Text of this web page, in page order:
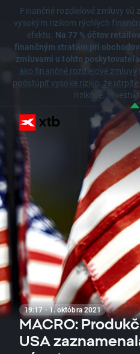
Finančné rozdielové zmluvy sú
vysokým rizikom rýchlych
efektu. Na 77 % účtov
finančným stratám pri
zmluvami u tohto
ako finančné rozdielové
podstúpiť vysoké riziko, že
rizikové.
19:17 · 1. októbra 2021
MACRO:
USA